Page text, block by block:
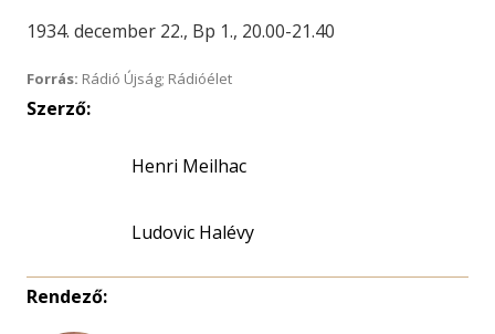
1934. december 22., Bp 1., 20.00-21.40
Forrás: Rádió Újság; Rádióélet
Szerző:
Henri Meilhac
Ludovic Halévy
Rendező: